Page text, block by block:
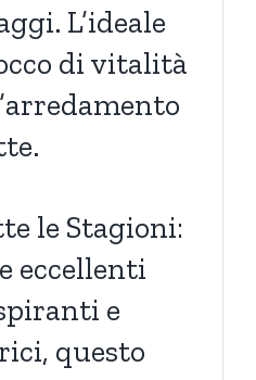
L’ideale
di vitalità
le Stagioni:
eccellenti
e
questo